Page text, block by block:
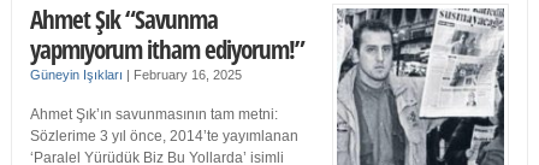
Ahmet Şık “Savunma
yapmıyorum itham ediyorum!”
Güneyin Işıkları | February 16, 2025
Ahmet Şık’ın savunmasının tam metni:
Sözlerime 3 yıl önce, 2014’te yayımlanan
‘Paralel Yürüdük Biz Bu Yollarda’ isimli